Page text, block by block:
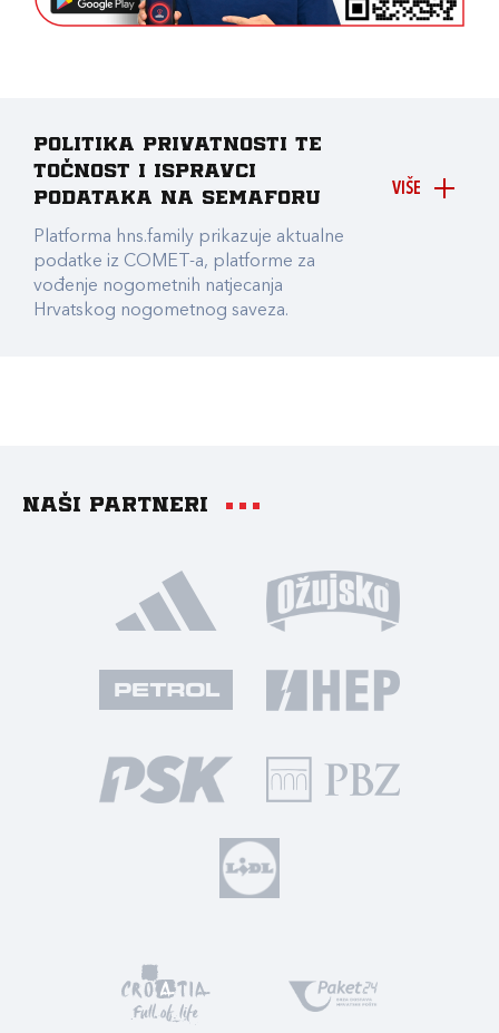
VIŠE
Politika privatnosti te
točnost i ispravci
podataka na Semaforu
Platforma hns.family prikazuje aktualne
podatke iz COMET-a, platforme za
vođenje nogometnih natjecanja
Hrvatskog nogometnog saveza.
Naši partneri